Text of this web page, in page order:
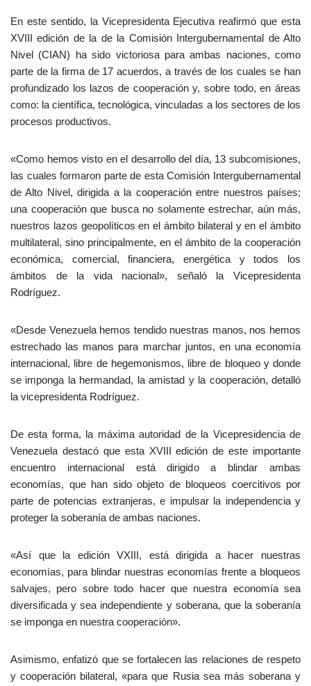
En este sentido, la Vicepresidenta Ejecutiva reafirmó que esta
XVIII edición de la de la Comisión Intergubernamental de Alto
Nivel (CIAN) ha sido victoriosa para ambas naciones, como
parte de la firma de 17 acuerdos, a través de los cuales se han
profundizado los lazos de cooperación y, sobre todo, en áreas
como: la científica, tecnológica, vinculadas a los sectores de los
procesos productivos.
«Como hemos visto en el desarrollo del día, 13 subcomisiones,
las cuales formaron parte de esta Comisión Intergubernamental
de Alto Nivel, dirigida a la cooperación entre nuestros países;
una cooperación que busca no solamente estrechar, aún más,
nuestros lazos geopolíticos en el ámbito bilateral y en el ámbito
multilateral, sino principalmente, en el ámbito de la cooperación
económica, comercial, financiera, energética y todos los
ámbitos de la vida nacional», señaló la Vicepresidenta
Rodríguez.
«Desde Venezuela hemos tendido nuestras manos, nos hemos
estrechado las manos para marchar juntos, en una economía
internacional, libre de hegemonismos, libre de bloqueo y donde
se imponga la hermandad, la amistad y la cooperación, detalló
la vicepresidenta Rodríguez.
De esta forma, la máxima autoridad de la Vicepresidencia de
Venezuela destacó que esta XVIII edición de este importante
encuentro internacional está dirigido a blindar ambas
economías, que han sido objeto de bloqueos coercitivos por
parte de potencias extranjeras, e impulsar la independencia y
proteger la soberanía de ambas naciones.
«Así que la edición VXIII, está dirigida a hacer nuestras
economías, para blindar nuestras economías frente a bloqueos
salvajes, pero sobre todo hacer que nuestra economía sea
diversificada y sea independiente y soberana, que la soberanía
se imponga en nuestra cooperación».
Asimismo, enfatizó que se fortalecen las relaciones de respeto
y cooperación bilateral, «para que Rusia sea más soberana y